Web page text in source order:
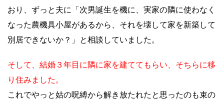
おり、ずっと夫に「次男誕生を機に、実家の隣に使わなく
なった農機具小屋があるから、それを壊して家を新築して
別居できないか？」と相談していました。
そして、結婚３年目に隣に家を建ててもらい、そちらに移
り住みました。
これでやっと姑の呪縛から解き放たれたと思ったのも束の